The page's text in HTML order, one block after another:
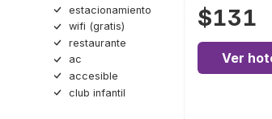
estacionamiento
wifi (gratis)
restaurante
ac
accesible
club infantil
$131
Ver